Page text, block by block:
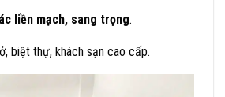
liền mạch, sang trọng.
biệt thự, khách sạn cao cấp.